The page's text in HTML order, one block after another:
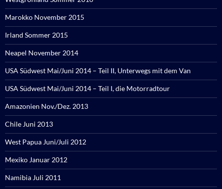
Marokko November 2015
Irland Sommer 2015
Neapel November 2014
USA Südwest Mai/Juni 2014 – Teil II, Unterwegs mit dem Van
USA Südwest Mai/Juni 2014 – Teil I, die Motorradtour
Amazonien Nov./Dez. 2013
Chile Juni 2013
West Papua Juni/Juli 2012
Mexiko Januar 2012
Namibia Juli 2011